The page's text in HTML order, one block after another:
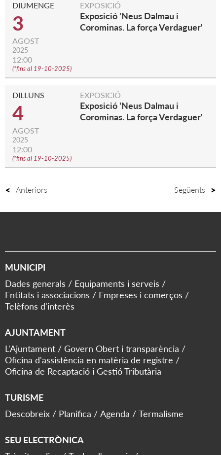
DIUMENGE
3
AGOST
2025
12:00
(*fins al 19-10-2025)
EXPOSICIÓ
Exposició 'Neus Dalmau i
Corominas. La força Verdaguer'
DILLUNS
4
AGOST
2025
12:00
(*fins al 19-10-2025)
EXPOSICIÓ
Exposició 'Neus Dalmau i
Corominas. La força Verdaguer'
Anteriors Següents
MUNICIPI
Dades generals
Equipaments i serveis
Entitats i associacions
Empreses i comerços
Telèfons d'interès
AJUNTAMENT
L'Ajuntament
Govern Obert i transparència
Oficina d'assistència en matèria de registre
Oficina de Recaptació i Gestió Tributària
TURISME
Descobreix
Planifica Agenda Termalisme
SEU ELECTRÒNICA